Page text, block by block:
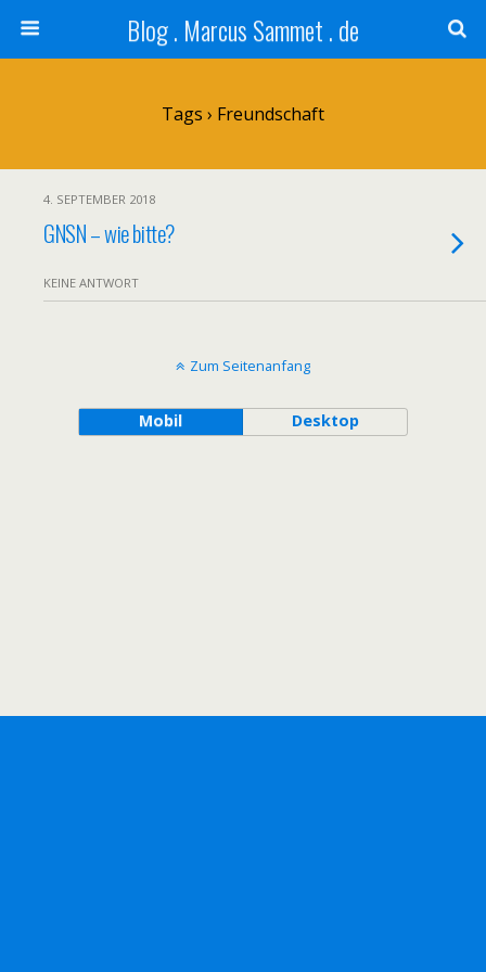
Blog . Marcus Sammet . de
Tags › Freundschaft
4. SEPTEMBER 2018
GNSN – wie bitte?
KEINE ANTWORT
Zum Seitenanfang
Mobil Desktop